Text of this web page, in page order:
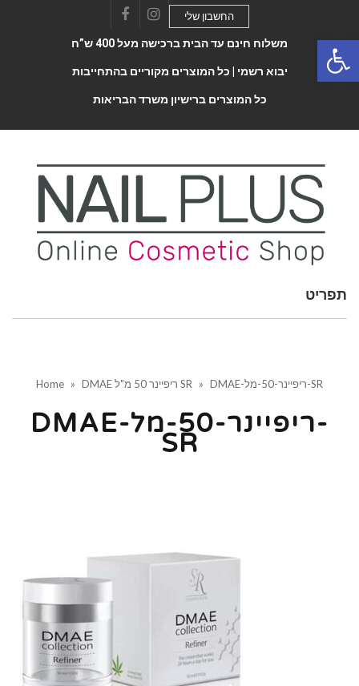
FacebookInstagram
החשבון שלי
משלוח חינם עד הבית ברכישה מעל 400 ש”ח
יבוא רשמי | כל המוצרים מקוריים בהתחייבות
כל המוצרים ברישיון משרד הבריאות
Toggle
תפריט
Home » DMAE ריפיינר 50 מ"ל SR » DMAE-ריפיינר-50-מל-SR
DMAE-ריפיינר-50-מל-
SR